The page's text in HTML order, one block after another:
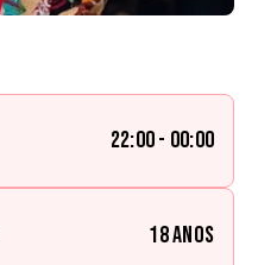
22:00 - 00:00
18 anos